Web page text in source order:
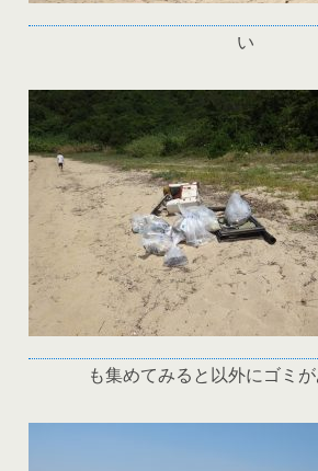
い
も集めてみると以外にゴミ